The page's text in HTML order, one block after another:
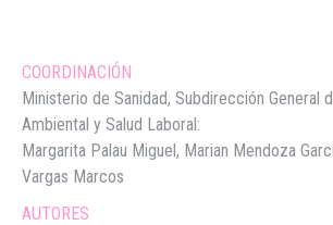
COORDINACIÓN
Ministerio de Sanidad, Subdirección General
Ambiental y Salud Laboral:
Margarita Palau Miguel, Marian Mendoza
Vargas Marcos
AUTORES